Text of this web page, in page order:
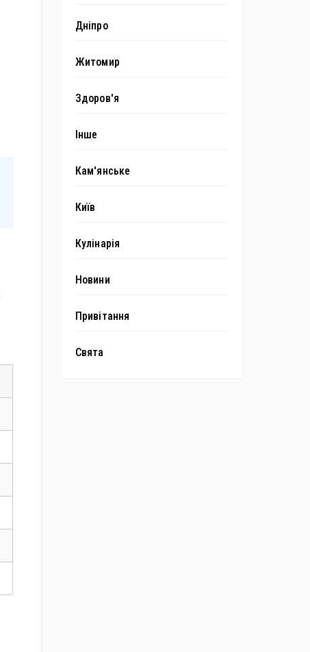
Дніпро
Житомир
Здоров'я
Інше
Кам'янське
Київ
Кулінарія
Новини
Привітання
Свята